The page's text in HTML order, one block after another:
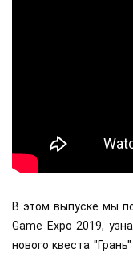
В этом выпуске мы
Game Expo 2019,
нового квеста